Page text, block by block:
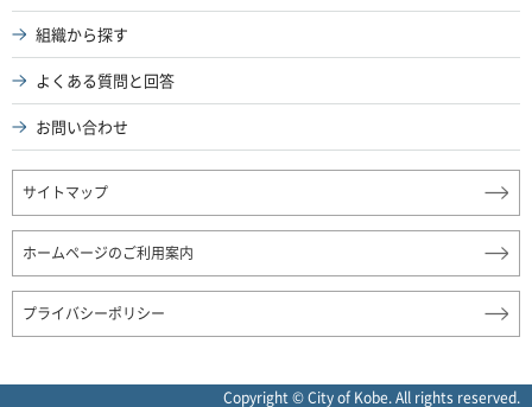
組織から探す
よくある質問と回答
お問い合わせ
サイトマップ
ホームページのご利用案内
プライバシーポリシー
Copyright © City of Kobe. All rights reserved.